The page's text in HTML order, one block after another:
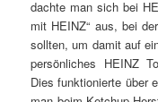
dachte man sich bei
mit HEINZ“ aus, bei
sollten, um damit auf
persönliches HEINZ
Dies funktionierte über